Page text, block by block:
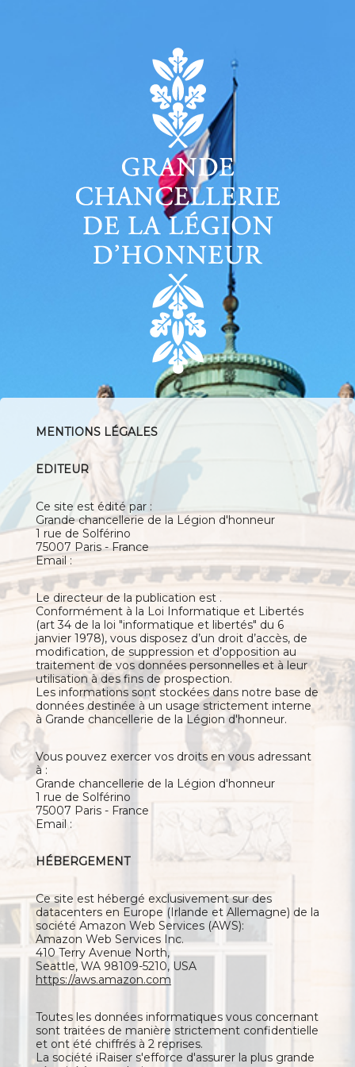
MENTIONS LÉGALES
EDITEUR
Ce site est édité par :
Grande chancellerie de la Légion d'honneur
1 rue de Solférino
75007 Paris - France
Email :
Le directeur de la publication est ​.
Conformément à la Loi Informatique et Libertés
(art 34 de la loi "informatique et libertés" du 6
janvier 1978), vous disposez d’un droit d’accès, de
modification, de suppression et d’opposition au
traitement de vos données personnelles et à leur
utilisation à des fins de prospection.
Les informations sont stockées dans notre base de
données destinée à un usage strictement interne
à Grande chancellerie de la Légion d'honneur.
Vous pouvez exercer vos droits en vous adressant
à :
Grande chancellerie de la Légion d'honneur
1 rue de Solférino
75007 Paris - France
Email :
HÉBERGEMENT
Ce site est hébergé exclusivement sur des
datacenters en Europe (Irlande et Allemagne) de la
société Amazon Web Services (AWS):
Amazon Web Services Inc.
410 Terry Avenue North,
Seattle, WA 98109-5210, USA
https://aws.amazon.com
Toutes les données informatiques vous concernant
sont traitées de manière strictement confidentielle
et ont été chiffrés à 2 reprises.
La société iRaiser s'efforce d'assurer la plus grande